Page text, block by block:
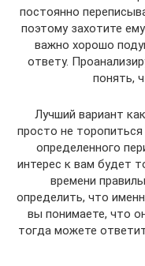
постоянно
поэтому захотите
важно хорошо
ответу.
понять,
Лучший вариант
просто не
определенного
интерес к вам будет
времени
определить, что
вы понимаете, что
тогда можете